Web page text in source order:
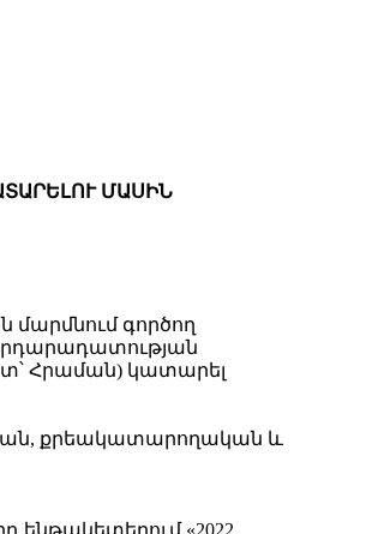
ՄԱՍԻՆ
գործող
Հրաման) կատարել
քրեակատարողական և